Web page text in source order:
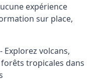
expérience
sur place,
- Explorez volcans,
tropicales dans